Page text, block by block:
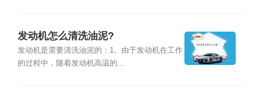
发动机怎么清洗油泥?
发动机是需要清洗油泥的：1、由于发动机在工作
的过程中，随着发动机高温的...